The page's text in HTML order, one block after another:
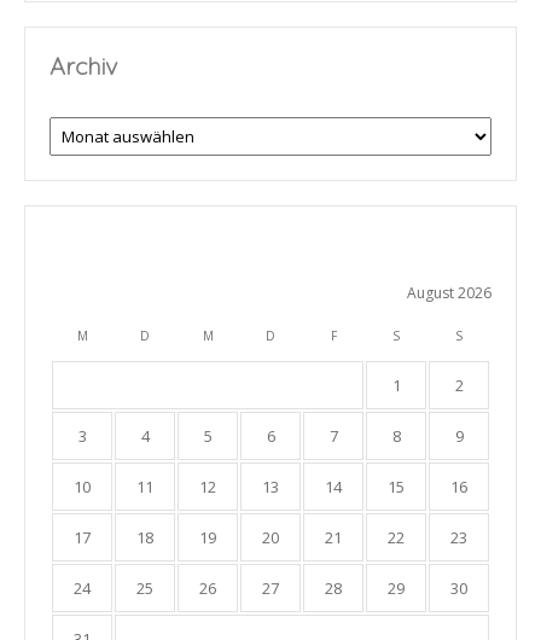
Archiv
Archiv
August 2026
M D M D F S S
1 2
3 4 5 6 7 8 9
10 11 12 13 14 15 16
17 18 19 20 21 22 23
24 25 26 27 28 29 30